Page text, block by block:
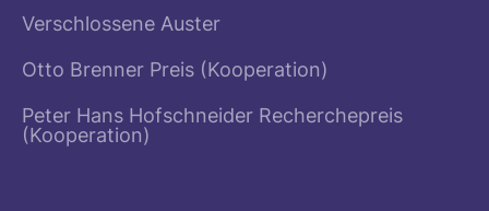
Verschlossene Auster
Otto Brenner Preis (Kooperation)
Peter Hans Hofschneider Recherchepreis
(Kooperation)